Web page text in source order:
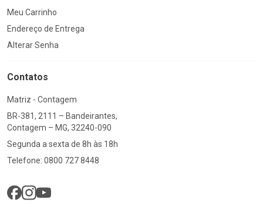
Meu Carrinho
Endereço de Entrega
Alterar Senha
Contatos
Matriz - Contagem
BR-381, 2111 – Bandeirantes,
Contagem – MG, 32240-090
Segunda a sexta de 8h às 18h
Telefone: 0800 727 8448